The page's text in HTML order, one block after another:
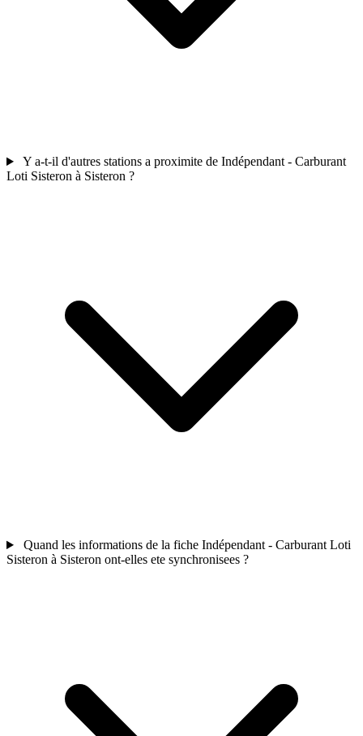
Y a-t-il d'autres stations a proximite de Indépendant - Carburant
Loti Sisteron à Sisteron ?
Quand les informations de la fiche Indépendant - Carburant Loti
Sisteron à Sisteron ont-elles ete synchronisees ?